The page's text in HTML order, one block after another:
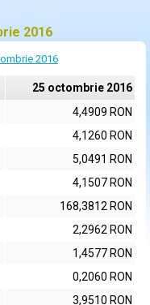
2016
2016
25 octombrie 2016
4,4909 RON
4,1260 RON
5,0491 RON
4,1507 RON
168,3812 RON
2,2962 RON
1,4577 RON
0,2060 RON
3,9510 RON